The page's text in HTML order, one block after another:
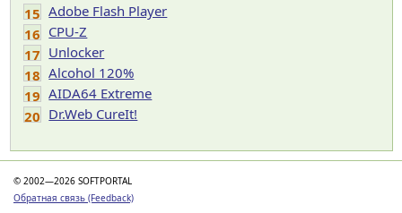
15 Adobe Flash Player
16 CPU-Z
17 Unlocker
18 Alcohol 120%
19 AIDA64 Extreme
20 Dr.Web CureIt!
© 2002—2026 SOFTPORTAL
Обратная связь (Feedback)